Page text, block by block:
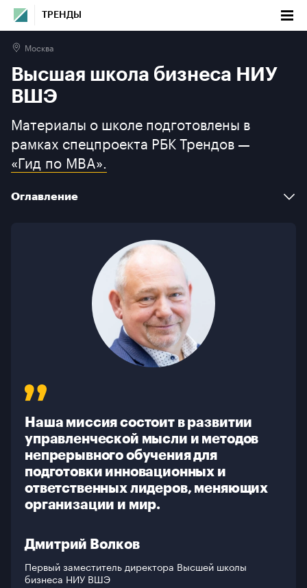
ТРЕНДЫ
Оглавление
Факты
Новости и мероприятия
Высшая школа бизнеса НИУ
ВШЭ
Материалы о школе подготовлены в
рамках спецпроекта РБК Трендов —
«Гид по MBA».
Москва
Оглавление
Новости и мероприятия
Программы бизнес-образования
Наша миссия состоит в развитии
управленческой мысли и методов
непрерывного обучения для
подготовки инновационных и
ответственных лидеров, меняющих
организации и мир.
Дмитрий Волков
Первый заместитель директора Высшей школы
бизнеса НИУ ВШЭ